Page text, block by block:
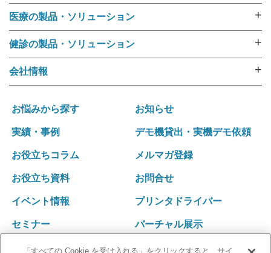
採血業務ソリューション
採血管準備装置 i･pres core
採血管準備装置 i･pres fine
採血管準備装置 i・pres fit Ⅱ
尿カップラベラー CL-350
採血業務支援システム RInCS
採血業務指標化システム
統合受付システム（採血・処置）
採血・採尿一体型 自動受付機 BU-REC Ⅱ
+
医療の製品・ソリューション
外来用リストバンド
RFIDリストバンド（E-ブレス®）
ラベル・リストバンド・RFID プリンタipシリーズ
入院用リストバンド
バーコードリーダー
リストバンド発行パッケージ Freeni
医療事務プリント改善ソリューション
+
健診の製品・ソリューション
健診機関向けリストバンド
受診者名簿データ変換ツール 受診者Dataメイキング
キュー
受診キット発送アウトソーシング
健診関連発送業務 内製化ソリューション
採血業務ソリューション
採血管準備装置 i・pres fit Ⅱ
+
会社情報
選ばれる理由
運営ポリシー
社訓･経営理念
拠点一覧･グループネットワーク
沿革
お悩みから探す
実績・事例
お役立ちコラム
お役立ち資料
イベント情報
セミナー
お知らせ
デモ機貸出・実機デモ依頼
メルマガ登録
お問合せ
プリンタドライバー
バーチャル展示
「すべての Cookie を受け入れる」をクリックすると、サイ